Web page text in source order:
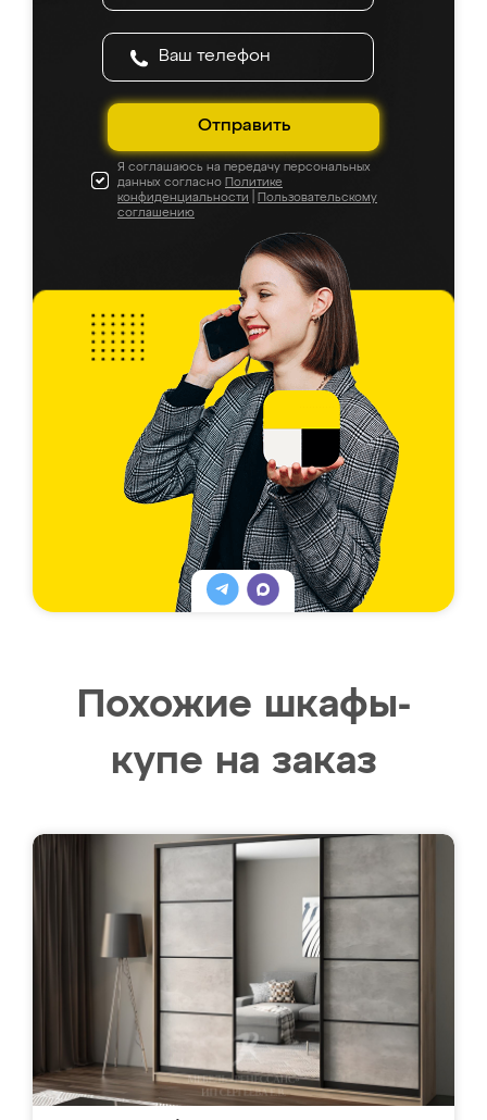
Отправить
Я соглашаюсь на передачу персональных
данных согласно Политике
конфиденциальности
Пользовательскому
соглашению
Похожие шкафы-
купе на заказ